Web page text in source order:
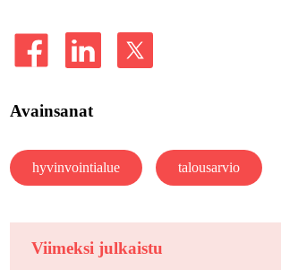
Avainsanat
hyvinvointialue talousarvio
Viimeksi julkaistu